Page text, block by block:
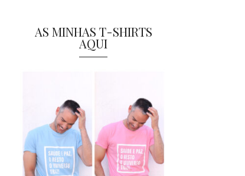
AS MINHAS T-SHIRTS
AQUI